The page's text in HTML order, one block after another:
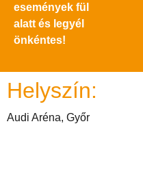
események fül
alatt és legyél
önkéntes!
Helyszín:
Audi Aréna, Győr